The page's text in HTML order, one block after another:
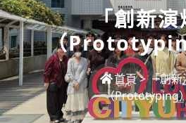
「創新演
（
首頁>「創新
（Prototyping